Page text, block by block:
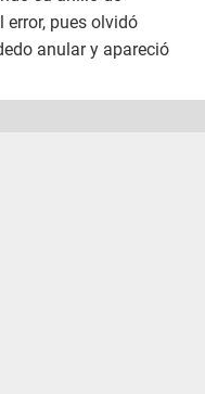
pues olvidó
anular y apareció